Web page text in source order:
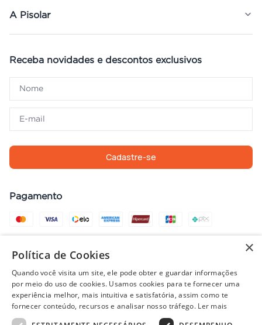
A Pisolar
Receba novidades e descontos exclusivos
Cadastre-se
Pagamento
Preços, promoções, condições de pagamento e frete válidos apenas
×
Política de Cookies
Quando você visita um site, ele pode obter e guardar informações
por meio do uso de cookies. Usamos cookies para te fornecer uma
experiência melhor, mais intuitiva e satisfatória, assim como te
fornecer conteúdo, recursos e analisar nosso tráfego. Ler mais